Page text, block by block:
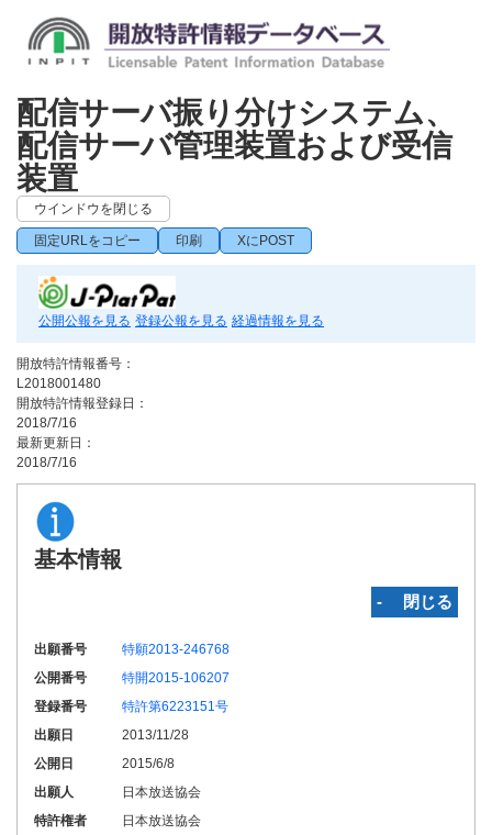
配信サーバ振り分けシステム、
配信サーバ管理装置および受信
装置
ウインドウを閉じる
固定URLをコピー 印刷 XにPOST
公開公報を見る 登録公報を見る 経過情報を見る
開放特許情報番号：
L2018001480
開放特許情報登録日：
2018/7/16
最新更新日：
2018/7/16
基本情報
‐ 閉じる
出願番号
特願2013-246768
公開番号
特開2015-106207
登録番号
特許第6223151号
出願日
2013/11/28
公開日
2015/6/8
出願人
日本放送協会
特許権者
日本放送協会